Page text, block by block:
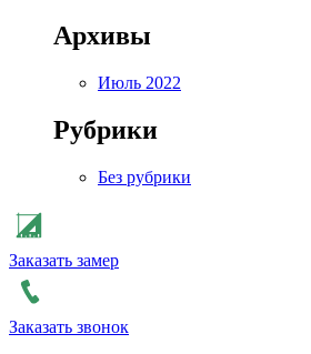
Архивы
Июль 2022
Рубрики
Без рубрики
Заказать замер
Заказать звонок